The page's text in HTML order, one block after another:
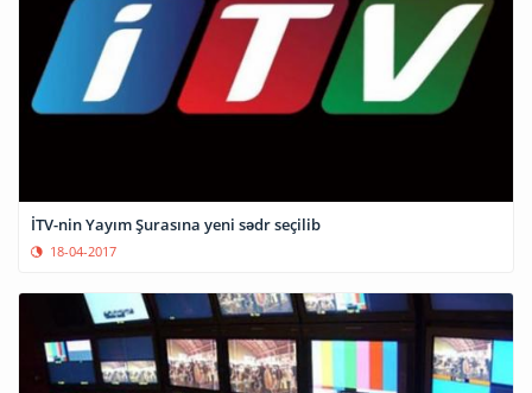
İTV-nin Yayım Şurasına yeni sədr seçilib
18-04-2017